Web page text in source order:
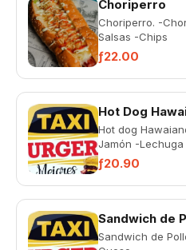
Choriperro
Choriperro. -
Salsas -Chips
ƒ22.00
Hot Dog
Hot dog
Jamón -
ƒ20.90
Sandwich de
Sandwich de